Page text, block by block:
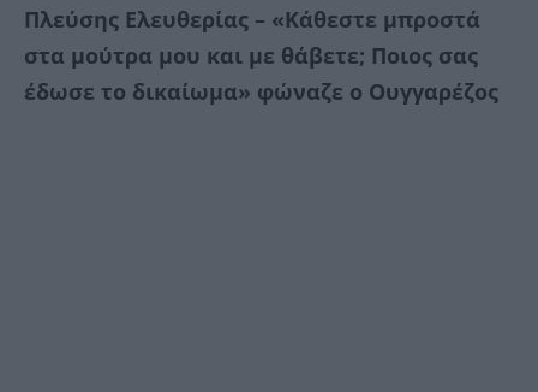
Πλεύσης Ελευθερίας – «Κάθεστε μπροστά
στα μούτρα μου και με θάβετε; Ποιος σας
έδωσε το δικαίωμα» φώναζε ο Ουγγαρέζος